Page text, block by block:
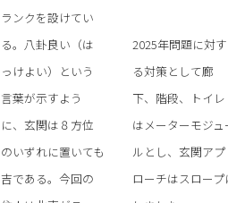
ランクを設けてい
る。八卦良い（は
っけよい）という
言葉が示すよう
に、玄関は８方位
のいずれに置いても
吉である。今回の
2025年問題に対す
る対策として廊
下、階段、トイレ
はメーターモジュ
ルとし、玄関アプ
ローチはスロープ